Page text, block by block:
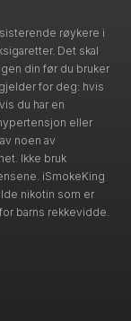
røykere i
Det skal
din før du bruker
for deg: hvis
du har en
eller
noen av
Ikke bruk
iSmokeKing
nikotin som er
barns rekkevidde.